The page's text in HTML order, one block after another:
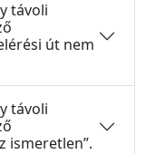
távoli
út nem
távoli
ismeretlen”.